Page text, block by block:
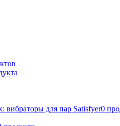
вибраторы для пар Satisfyer0